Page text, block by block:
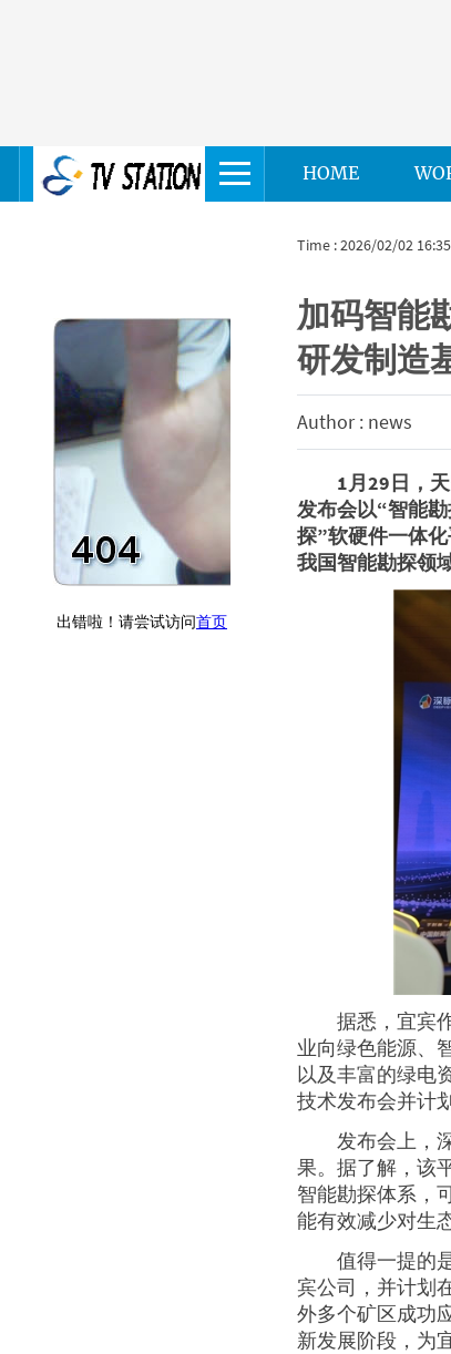
HOME
Time : 2026/02/02 16:35
加码智能
研发制造
Author : news
1月29日，
发布会以“智能
探”软硬件一体
我国智能勘探领
据悉，宜宾
业向绿色能源、
以及丰富的绿电
技术发布会并计
发布会上，
果。据了解，该
智能勘探体系，
能有效减少对生
值得一提的
宾公司，并计划
外多个矿区成功
新发展阶段，为